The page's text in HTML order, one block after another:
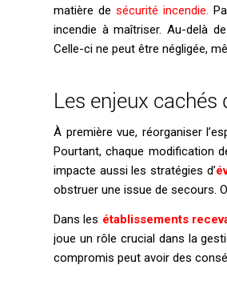
matière de sécurité incendie.
incendie à maîtriser. Au-delà
Celle-ci ne peut être négligée,
Les enjeux
À première vue, réorganiser
Pourtant, chaque modification
impacte aussi les stratégies d’
obstruer une issue de secours.
Dans les établissements
joue un rôle crucial dans la
compromis peut avoir des